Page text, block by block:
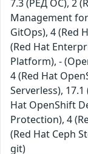
7.3 (РЕД ОС), 2
Management
GitOps), 4 (Red
(Red Hat
Platform), -
4 (Red Hat
Serverless),
Hat OpenShift
Protection), 4
(Red Hat Ceph
git)